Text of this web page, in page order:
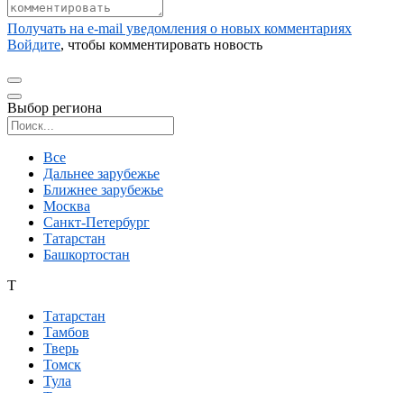
Получать на e‑mail уведомления о новых комментариях
Войдите, чтобы комментировать новость
Выбор региона
Все
Дальнее зарубежье
Ближнее зарубежье
Москва
Санкт-Петербург
Татарстан
Башкортостан
Т
Татарстан
Тамбов
Тверь
Томск
Тула